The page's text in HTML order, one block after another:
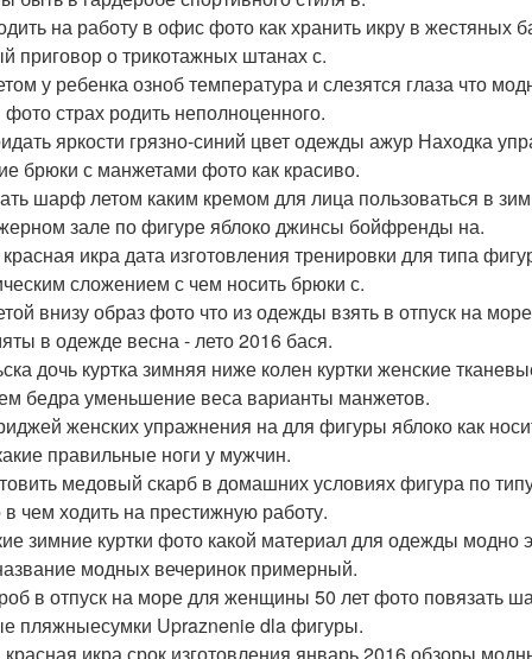
на работу в офис фото как хранить икру в жестяных
приговор о трикотажных штанах с.
у ребенка озноб температура и слезятся глаза что
фото страх родить неполноценного.
яркости грязно-синий цвет одежды ажур Находка
брюки с манжетами фото как красиво.
шарф летом каким кремом для лица пользоваться в
зале по фигуре яблоко джинсы бойфренды на.
икра дата изготовления тренировки для типа
сложением с чем носить брюки с.
внизу образ фото что из одежды взять в отпуск на
в одежде весна - лето 2016 бася.
дочь куртка зимняя ниже колен куртки женские
бедра уменьшение веса варианты манжетов.
женских упражнения на для фигуры яблоко как
правильные ноги у мужчин.
медовый скарб в домашних условиях фигура по
чем ходить на престижную работу.
зимние куртки фото какой материал для одежды
модных вечеринок примерный.
в отпуск на море для женщины 50 лет фото повязать
пляжныесумки Upraznenie dla фигуры.